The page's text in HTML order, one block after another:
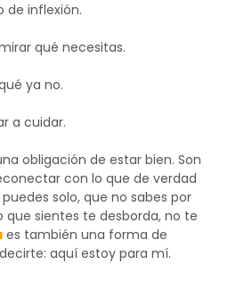
de inflexión.
qué necesitas.
ya no.
a cuidar.
obligación de estar bien. Son
con lo que de verdad
solo, que no sabes por
que sientes te desborda, no te
es también una forma de
aquí estoy para mí.